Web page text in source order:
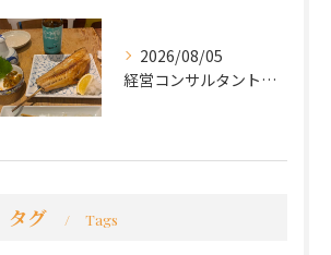
2026/08/05
経営コンサルタントのモーちゃん・毛利京申です。
タグ Tags